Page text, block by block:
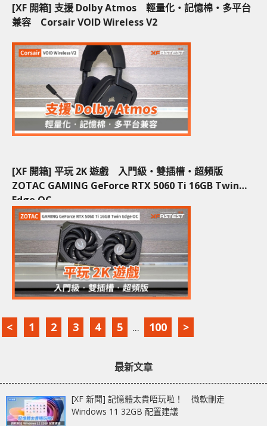
[XF 開箱] 支援 Dolby Atmos 輕量化‧記憶棉‧多平台
兼容 Corsair VOID Wireless V2
[XF 開箱] 平玩 2K 遊戲 入門級‧雙插槽‧超頻版
ZOTAC GAMING GeForce RTX 5060 Ti 16GB Twin
Edge OC
< 1 2 3 4 5 ... 100 >
最新文章
[XF 新聞] 記憶體太貴唔玩啦！ 微軟刪走
Windows 11 32GB 配置建議